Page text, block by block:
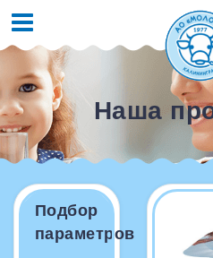
Наша
Подбор
параметров